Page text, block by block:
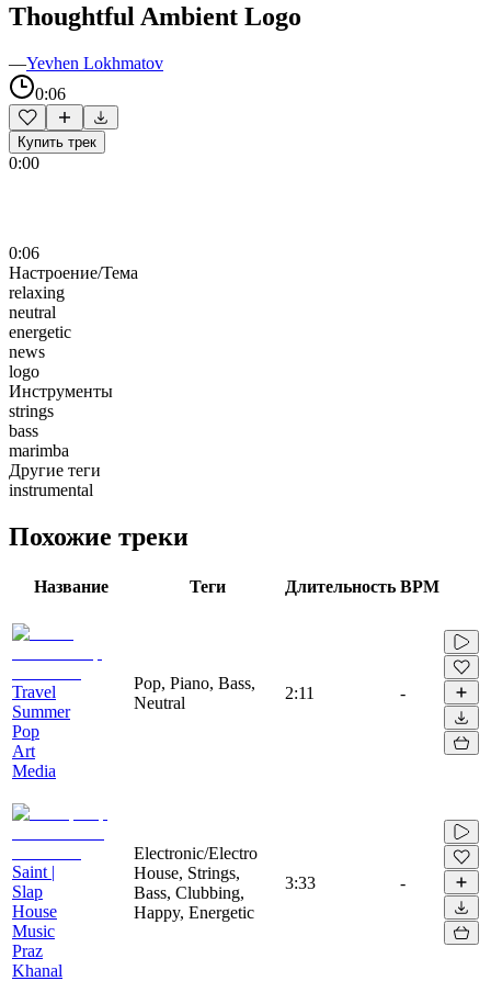
Thoughtful Ambient Logo
—Yevhen Lokhmatov
0:06
Купить трек
0:00
0:06
Настроение/Тема
relaxing
neutral
energetic
news
logo
Инструменты
strings
bass
marimba
Другие теги
instrumental
Похожие треки
Название Теги Длительность BPM
Travel
Summer
Pop
Art
Media
Pop, Piano, Bass,
Neutral
2:11 -
Saint |
Slap
House
Music
Praz
Khanal
Electronic/Electro
House, Strings,
Bass, Clubbing,
Happy, Energetic
3:33 -